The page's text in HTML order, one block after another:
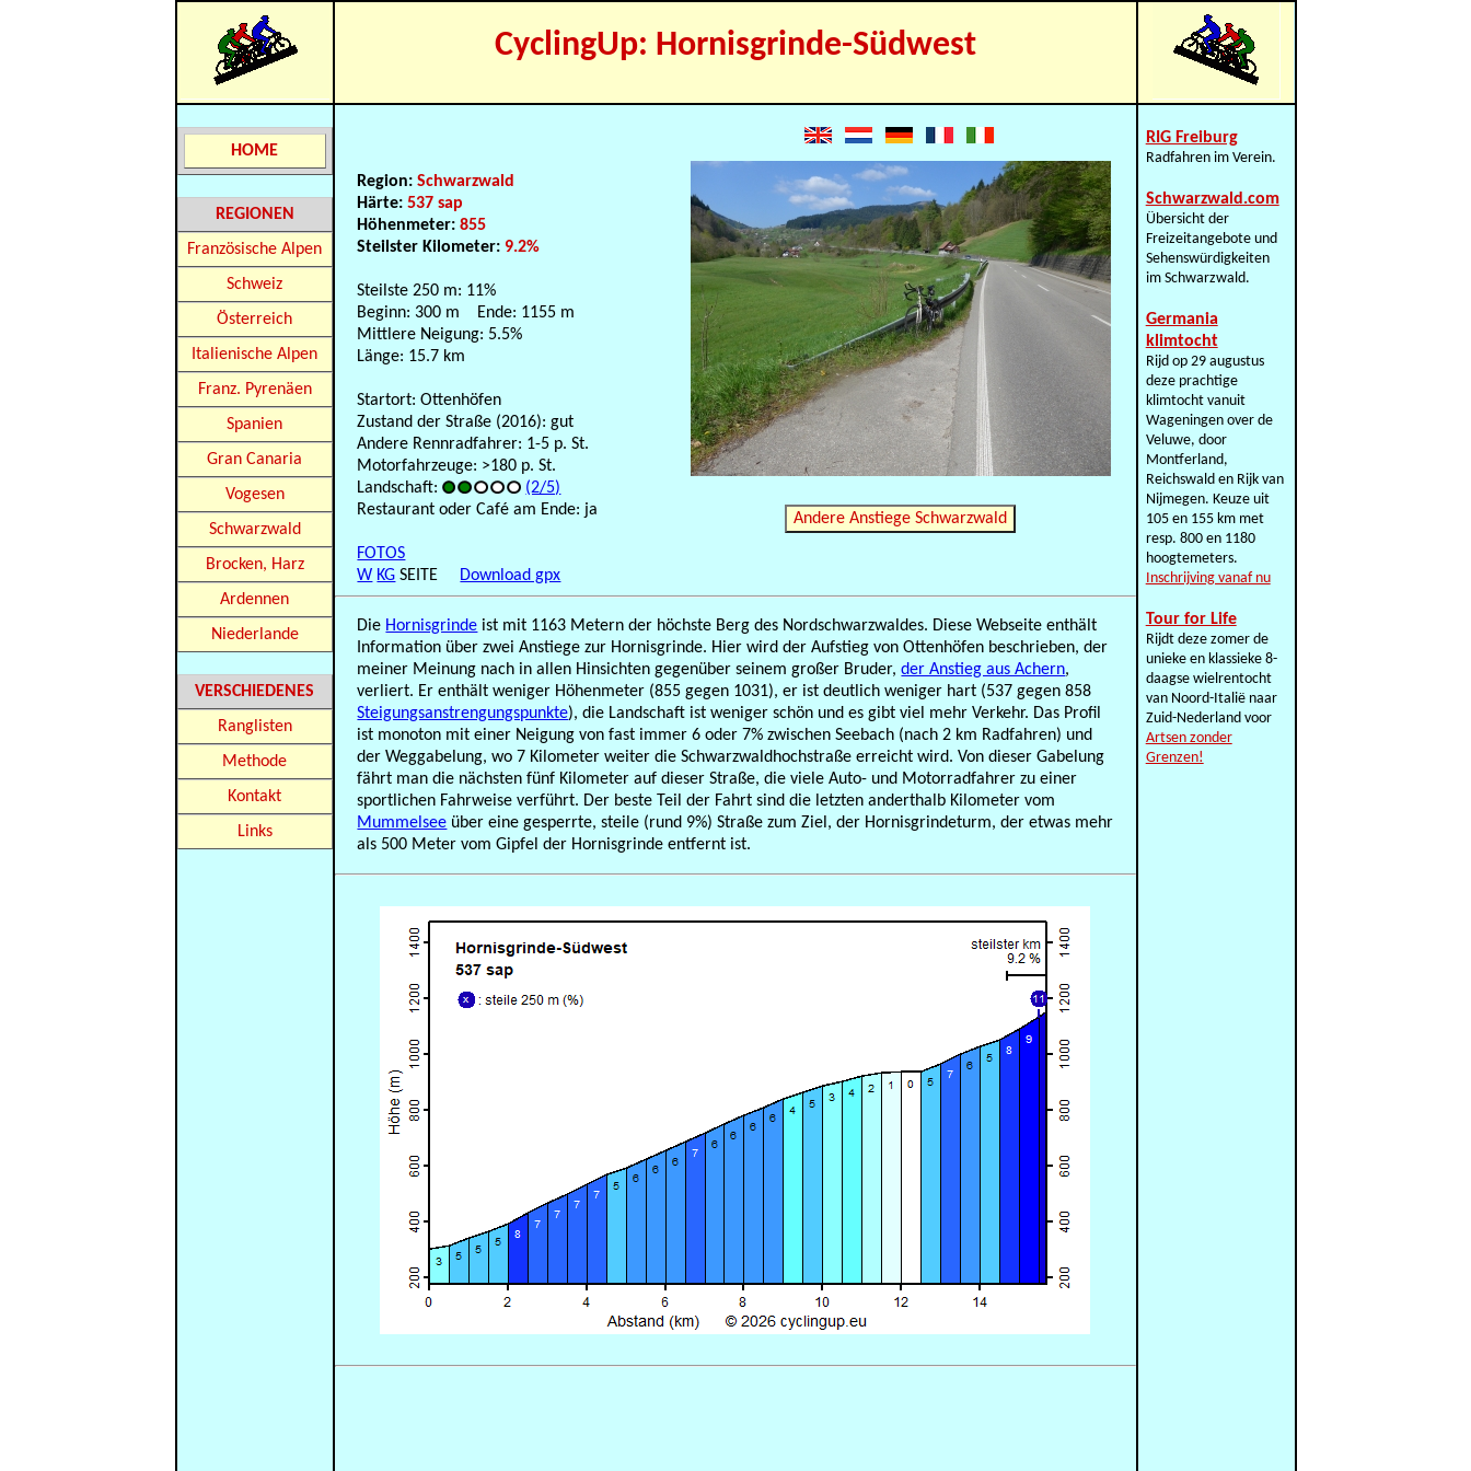
CyclingUp: Hornisgrinde-Südwest
HOME
REGIONEN
Französische Alpen
Schweiz
Österreich
Italienische Alpen
Franz. Pyrenäen
Spanien
Gran Canaria
Vogesen
Schwarzwald
Brocken, Harz
Ardennen
Niederlande
VERSCHIEDENES
Ranglisten
Methode
Kontakt
Links
Region:Schwarzwald
Härte:537 sap
Höhenmeter:855
Steilster Kilometer: 9.2%
Steilste 250 m: 11%
Beginn: 300 m Ende: 1155 m
Mittlere Neigung: 5.5%
Länge: 15.7 km
Startort: Ottenhöfen
Zustand der Straße (2016): gut
Andere Rennradfahrer: 1-5 p. St.
Motorfahrzeuge: >180 p. St.
Landschaft:
(2/5)
Restaurant oder Café am Ende: ja
FOTOS
W KG SEITE Download gpx
Andere Anstiege Schwarzwald
Die Hornisgrinde ist mit 1163 Metern der höchste Berg des Nordschwarzwaldes. Diese Webseite enthält
Information über zwei Anstiege zur Hornisgrinde. Hier wird der Aufstieg von Ottenhöfen beschrieben, der
meiner Meinung nach in allen Hinsichten gegenüber seinem großer Bruder,der Anstieg aus Achern,
verliert. Er enthält weniger Höhenmeter (855 gegen 1031), er ist deutlich weniger hart (537 gegen 858
Steigungsanstrengungspunkte), die Landschaft ist weniger schön und es gibt viel mehr Verkehr. Das Profil
ist monoton mit einer Neigung von fast immer 6 oder 7% zwischen Seebach (nach 2 km Radfahren) und
der Weggabelung, wo 7 Kilometer weiter die Schwarzwaldhochstraße erreicht wird. Von dieser Gabelung
fährt man die nächsten fünf Kilometer auf dieser Straße, die viele Auto- und Motorradfahrer zu einer
sportlichen Fahrweise verführt. Der beste Teil der Fahrt sind die letzten anderthalb Kilometer vom
Mummelsee über eine gesperrte, steile (rund 9%) Straße zum Ziel, der Hornisgrindeturm, der etwas mehr
als 500 Meter vom Gipfel der Hornisgrinde entfernt ist.
RIG Freiburg
Radfahren im Verein.
Schwarzwald.com
Übersicht der
Freizeitangebote und
Sehenswürdigkeiten
im Schwarzwald.
Germania
klimtocht
Rijd op 29 augustus
deze prachtige
klimtocht vanuit
Wageningen over de
Veluwe, door
Montferland,
Reichswald en Rijk van
Nijmegen. Keuze uit
105 en 155 km met
resp. 800 en 1180
hoogtemeters.
Inschrijving vanaf nu
Tour for Life
Rijdt deze zomer de
unieke en klassieke 8-
daagse wielrentocht
van Noord-Italië naar
Zuid-Nederland voor
Artsen zonder
Grenzen!